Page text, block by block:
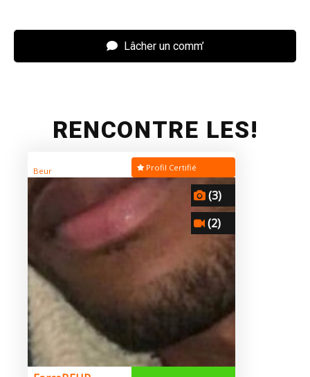
Lâcher un comm’
RENCONTRE LES!